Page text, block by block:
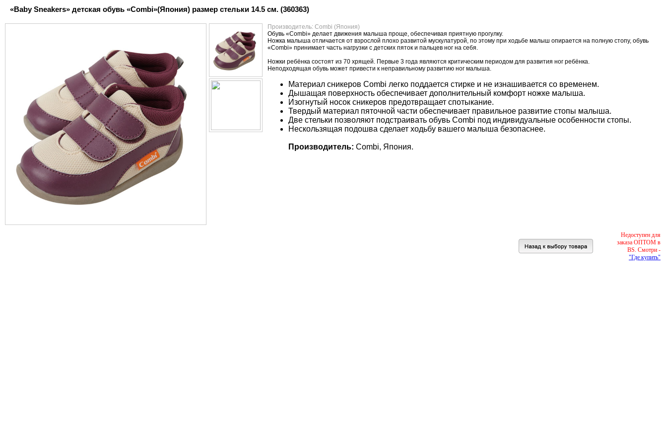
«Baby Sneakers» детская обувь «Combi»(Япония) размер стельки 14.5 см. (360363)
Производитель: Combi (Япония)
Обувь «Combi» делает движения малыша проще, обеспечивая приятную прогулку.
Ножка малыша отличается от взрослой плохо развитой мускулатурой, по этому при ходьбе малыш опирается на полную стопу, обувь
«Combi» принимает часть нагрузки с детских пяток и пальцев ног на себя.
Ножки ребёнка состоят из 70 хрящей. Первые 3 года являются критическим периодом для развития ног ребёнка.
Неподходящая обувь может привести к неправильному развитию ног малыша.
Материал сникеров Combi легко поддается стирке и не изнашивается со временем.
Дышащая поверхность обеспечивает дополнительный комфорт ножке малыша.
Изогнутый носок сникеров предотвращает спотыкание.
Твердый материал пяточной части обеспечивает правильное развитие стопы малыша.
Две стельки позволяют подстраивать обувь Combi под индивидуальные особенности стопы.
Нескользящая подошва сделает ходьбу вашего малыша безопаснее.
Производитель: Combi, Япония.
Недоступен для
заказа ОПТОМ в
BS. Смотри -
"Где купить"